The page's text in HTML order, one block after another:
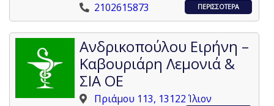
2102615873
ΠΕΡΙΣΣΟΤΕΡΑ
Ανδρικοπούλου Ειρήνη –
Καβουριάρη Λεμονιά &
ΣΙΑ ΟΕ
Πριάμου 113, 13122 Ίλιον